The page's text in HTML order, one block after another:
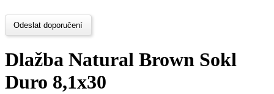
Odeslat doporučení
Dlažba Natural Brown Sokl
Duro 8,1x30